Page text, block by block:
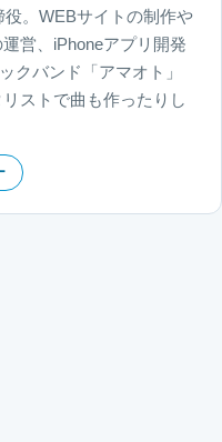
。WEBサイトの制作や
営、iPhoneアプリ開発
クバンド「アマオト」
リストで曲も作ったりし